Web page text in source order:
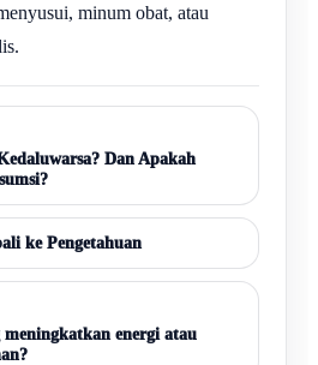
minum obat, atau
Dan Apakah
ke Pengetahuan
meningkatkan energi atau